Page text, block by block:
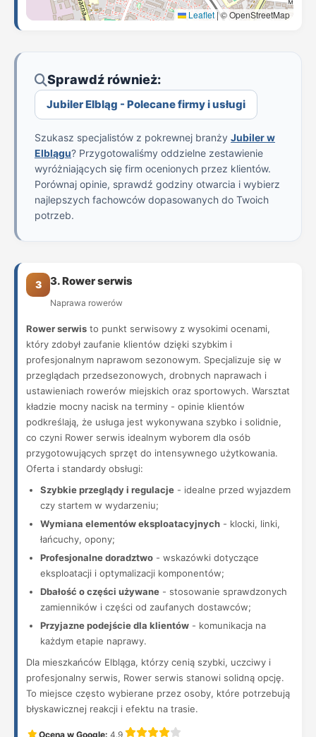
Leaflet|© OpenStreetMap
Sprawdź również:
Jubiler Elbląg - Polecane firmy i usługi
Szukasz specjalistów z pokrewnej branży Jubiler w
Elblągu? Przygotowaliśmy oddzielne zestawienie
wyróżniających się firm ocenionych przez klientów.
Porównaj opinie, sprawdź godziny otwarcia i wybierz
najlepszych fachowców dopasowanych do Twoich
potrzeb.
3 3. Rower serwis
Naprawa rowerów
Rower serwis to punkt serwisowy z wysokimi ocenami,
który zdobył zaufanie klientów dzięki szybkim i
profesjonalnym naprawom sezonowym. Specjalizuje się w
przeglądach przedsezonowych, drobnych naprawach i
ustawieniach rowerów miejskich oraz sportowych. Warsztat
kładzie mocny nacisk na terminy - opinie klientów
podkreślają, że usługa jest wykonywana szybko i solidnie,
co czyni Rower serwis idealnym wyborem dla osób
przygotowujących sprzęt do intensywnego użytkowania.
Oferta i standardy obsługi:
Szybkie przeglądy i regulacje - idealne przed wyjazdem
czy startem w wydarzeniu;
Wymiana elementów eksploatacyjnych - klocki, linki,
łańcuchy, opony;
Profesjonalne doradztwo - wskazówki dotyczące
eksploatacji i optymalizacji komponentów;
Dbałość o części używane - stosowanie sprawdzonych
zamienników i części od zaufanych dostawców;
Przyjazne podejście dla klientów - komunikacja na
każdym etapie naprawy.
Dla mieszkańców Elbląga, którzy cenią szybki, uczciwy i
profesjonalny serwis, Rower serwis stanowi solidną opcję.
To miejsce często wybierane przez osoby, które potrzebują
błyskawicznej reakcji i efektu na trasie.
Ocena w Google: 4.9